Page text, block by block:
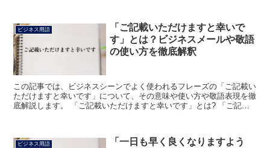
ビジネス用語
「ご記載いただけますと幸いで
す」とは？ビジネスメールや敬語
の使い方を徹底解釈
この記事では、ビジネスシーンでよく使われるフレーズの「ご記載い
ただけますと幸いです」について、その意味や使い方や敬語表現を徹
底解説します。 「ご記載いただけますと幸いです」とは? 「ご記載
ビジネス用語
「一日も早く良くなりますよう